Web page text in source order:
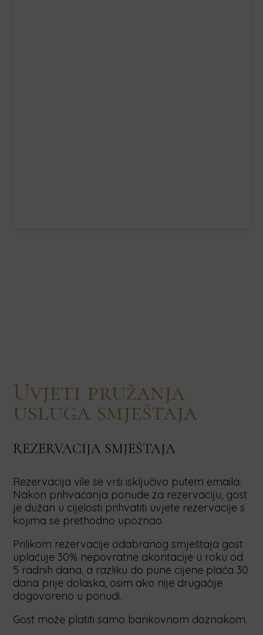
Uvjeti pružanja
usluga smještaja
REZERVACIJA SMJEŠTAJA
Rezervacija vile se vrši isključivo putem emaila.
Nakon prihvaćanja ponude za rezervaciju, gost
je dužan u cijelosti prihvatiti uvjete rezervacije s
kojima se prethodno upoznao.
Prilikom rezervacije odabranog smještaja gost
uplaćuje 30% nepovratne akontacije u roku od
5 radnih dana, a razliku do pune cijene plaća 30
dana prije dolaska, osim ako nije drugačije
dogovoreno u ponudi.
Gost može platiti samo bankovnom doznakom.